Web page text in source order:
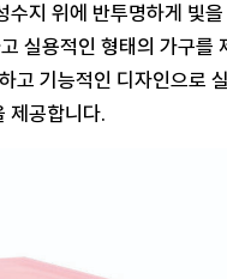
지 위에 반투명하게 빛
실용적인 형태의 가구를
고 기능적인 디자인으로
제공합니다.